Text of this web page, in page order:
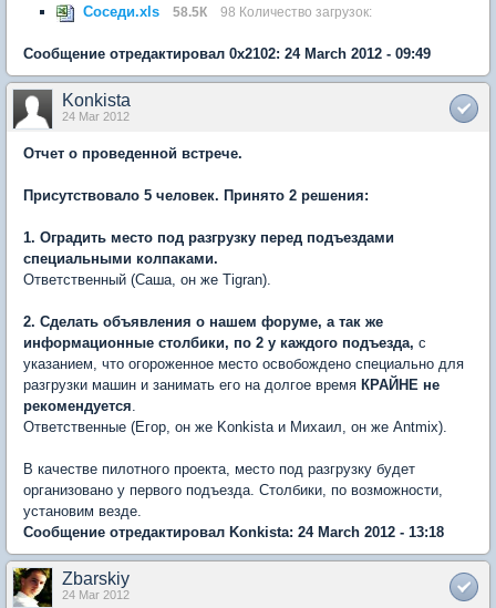
Соседи.xls
58.5К 98 Количество загрузок:
Сообщение отредактировал 0x2102: 24 March 2012 - 09:49
Konkista
24 Mar 2012
Отчет о проведенной встрече.
Присутствовало 5 человек. Принято 2 решения:
1. Оградить место под разгрузку перед подъездами
специальными колпаками.
Ответственный (Саша, он же Tigran).
2. Сделать объявления о нашем форуме, а так же
информационные столбики, по 2 у каждого подъезда, с
указанием, что огороженное место освобождено специально для
разгрузки машин и занимать его на долгое время КРАЙНЕ не
рекомендуется.
Ответственные (Егор, он же Konkista и Михаил, он же Antmix).
В качестве пилотного проекта, место под разгрузку будет
организовано у первого подъезда. Столбики, по возможности,
установим везде.
Сообщение отредактировал Konkista: 24 March 2012 - 13:18
Zbarskiy
24 Mar 2012